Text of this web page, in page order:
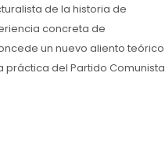
de la historia de
concreta de
un nuevo aliento teórico
práctica del Partido Comunista